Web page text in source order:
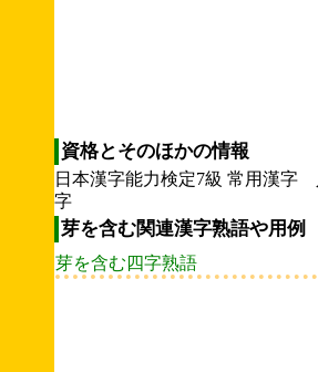
資格とそのほかの情報
日本漢字能力検定7級 常用漢字
字
芽を含む関連漢字熟語や用例
芽を含む四字熟語